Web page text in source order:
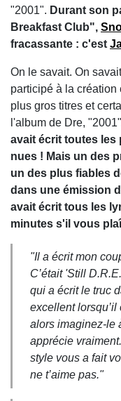
"2001". Durant son
Breakfast Club",
fracassante : c'est
On le savait. On
participé à la
plus gros titres et
l'album de Dre,
avait écrit toutes les
nues ! Mais un des
un des plus fiables
dans une émission
avait écrit tous les
minutes s'il vous
"Il a écrit mon
C’était 'Still
qui a écrit le truc
excellent lorsqu’il
alors imaginez-le
apprécie
style vous a fait
ne t’aime pas."